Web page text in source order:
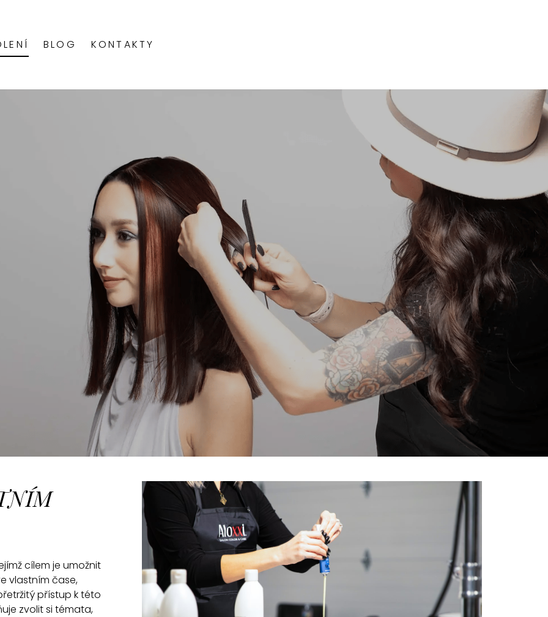
BARVY
BARVA
SEMI-PERMANENTNÍ MÓDNÍ BARVY
BLOG KONTAKTY
cílem je umožnit
vlastním čase,
přístup k této
zvolit si témata,